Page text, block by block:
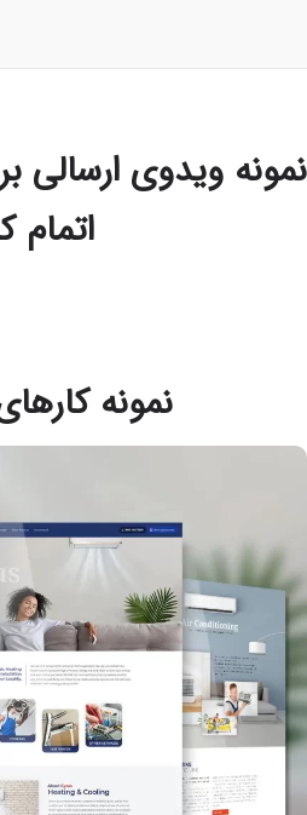
ویدوی ارسالی
اتمام کار
نمونه